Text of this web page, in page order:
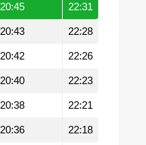
20:45 22:31
20:43 22:28
20:42 22:26
20:40 22:23
20:38 22:21
20:36 22:18